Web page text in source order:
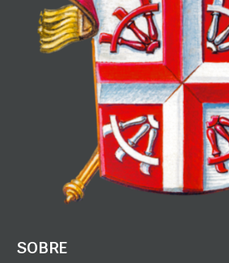
SOBRE